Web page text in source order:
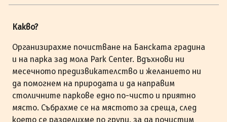
Какво?
Организирахме почистване на Банската градина
и на парка зад мола Park Center. Вдъхнови ни
месечното предизвикателство и желанието ни
да помогнем на природата и да направим
столичните паркове едно по-чисто и приятно
място. Събрахме се на мястото за среща, след
което се разделихме по групи, за да почистим